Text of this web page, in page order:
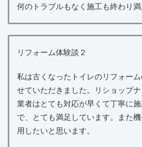
何のトラブルもなく施工も終わり満
リフォーム体験談２
私は古くなったトイレのリフォー
せていただきました。リショップ
業者はとても対応が早くて丁寧に
で、とても満足しています。また
用したいと思います。